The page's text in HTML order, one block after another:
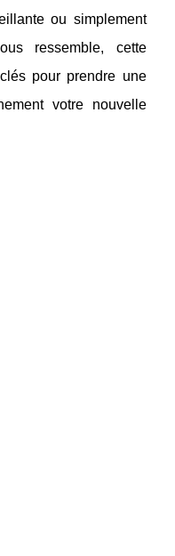
ou simplement
ressemble, cette
pour prendre une
votre nouvelle